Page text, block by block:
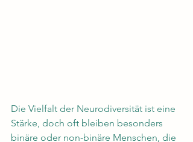
Die Vielfalt der Neurodiversität ist eine
Stärke, doch oft bleiben besonders
binäre oder non-binäre Menschen, die